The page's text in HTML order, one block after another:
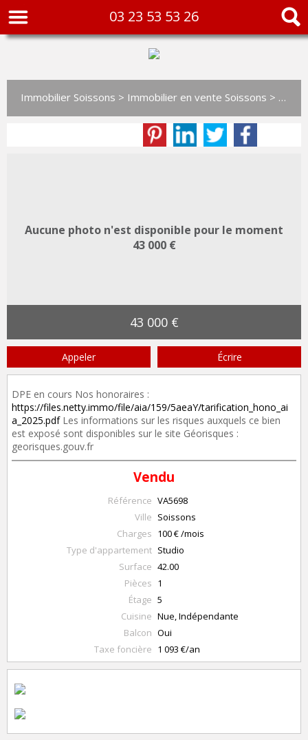
03 23 53 53 26
Immobilier Soissons > Immobilier en vente Soissons >
Aucune photo n'est disponible pour le moment
43 000 €
43 000 €
Appeler Écrire
DPE en cours Nos honoraires :
https://files.netty.immo/file/aia/159/5aeaY/tarification_hono_ai
a_2025.pdfLes informations sur les risques auxquels ce bien
est exposé sont disponibles sur le site Géorisques :
georisques.gouv.fr
Vendu
Référence VA5698
Ville Soissons
Charges 100 € /mois
Type d'appartement Studio
Surface 42.00
Pièces 1
Étage 5
Cuisine Nue, Indépendante
Balcon Oui
Taxe foncière 1 093 €/an